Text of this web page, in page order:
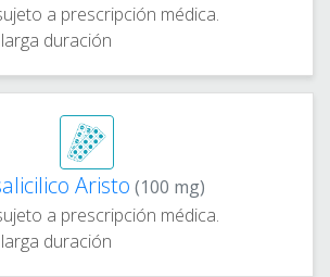
a prescripción médica.
duración
Aristo (100 mg)
a prescripción médica.
duración